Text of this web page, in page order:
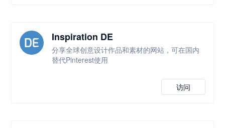
Inspiration DE
分享全球创意设计作品和素材的网站，可在国内
替代Pinterest使用
访问